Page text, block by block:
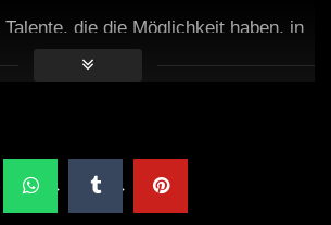
die die Möglichkeit haben, in
Line-up aufzutreten.